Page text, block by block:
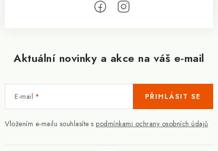
Aktuální novinky a akce na váš e-mail
E-mail
Vložením e-mailu souhlasíte s podmínkami ochrany osobních údajů
PŘIHLÁSIT SE